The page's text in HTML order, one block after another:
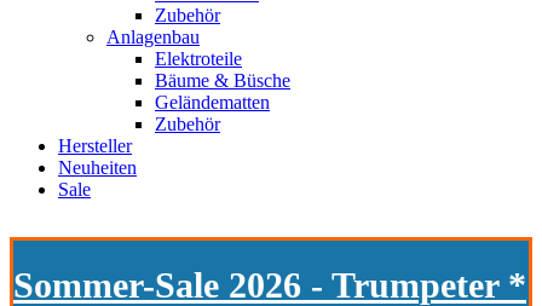
Zubehör
Anlagenbau
Elektroteile
Bäume & Büsche
Geländematten
Zubehör
Hersteller
Neuheiten
Sale
Sommer-Sale 2026 - Trumpeter *